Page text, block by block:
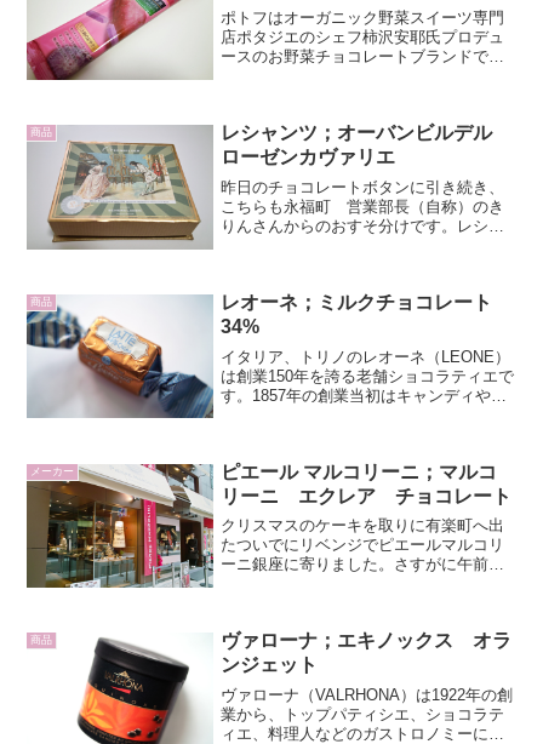
ポトフはオーガニック野菜スイーツ専門
店ポタジエのシェフ柿沢安耶氏プロデュ
ースのお野菜チョコレートブランドで
キイモはクリー...
商品
レシャンツ；オーバンビルデル
ローゼンカヴァリエ
昨日のチョコレートボタンに引き続き、
こちらも永福町 営業部長（自称）のき
りんさんからのおすそ分けです。レシャ
商品
レオーネ；ミルクチョコレート
34%
イタリア、トリノのレオーネ（LEONE）
は創業150年を誇る老舗ショコラティエで
す。1857年の創業当初はキャンディやグ
造をしてい...
メーカー
ピエール マルコリーニ；マルコ
リーニ エクレア チョコレート
クリスマスのケーキを取りに有楽町へ出
たついでにリベンジでピエールマルコリ
ーニ銀座に寄りました。さすがに午前中
ール マルコリーニ（P...
商品
ヴァローナ；エキノックス オラ
ンジェット
ヴァローナ（VALRHONA）は1922年の創
業から、トップパティシエ、ショコラテ
ィエ、料理人などのガストロノミーに携